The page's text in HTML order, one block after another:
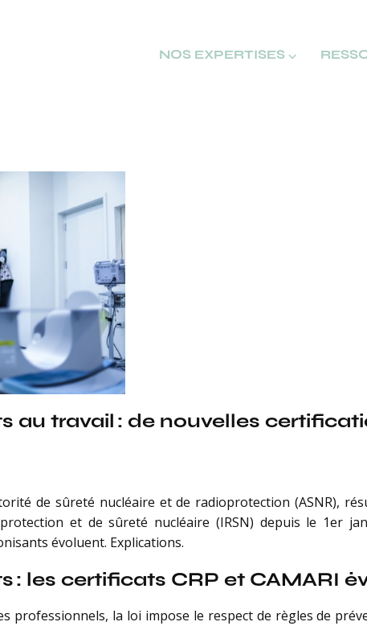
NOS EXPERTISES ⌵
au travail : de nouvelles
de sûreté nucléaire et de radioprotection (ASNR),
et de sûreté nucléaire (IRSN) depuis le 1er
évoluent. Explications.
: les certificats CRP et CAMARI
professionnels, la loi impose le respect de règles de